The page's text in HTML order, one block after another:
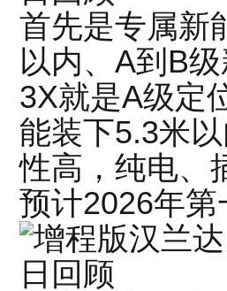
首先是专属新
以内、A到B
3X就是A级定
能装下5.3米
性高，纯电、
预计2026年